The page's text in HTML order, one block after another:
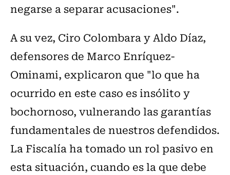
negarse a separar acusaciones".
A su vez, Ciro Colombara y Aldo Díaz,
defensores de Marco Enríquez-
Ominami, explicaron que "lo que ha
ocurrido en este caso es insólito y
bochornoso, vulnerando las garantías
fundamentales de nuestros defendidos.
La Fiscalía ha tomado un rol pasivo en
esta situación, cuando es la que debe